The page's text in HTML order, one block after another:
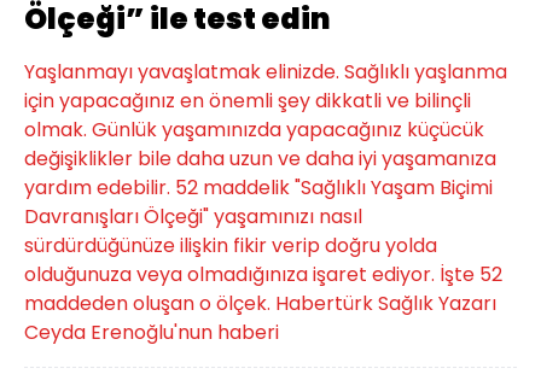
Ölçeği” ile test edin
Yaşlanmayı yavaşlatmak elinizde. Sağlıklı yaşlanma
için yapacağınız en önemli şey dikkatli ve bilinçli
olmak. Günlük yaşamınızda yapacağınız küçücük
değişiklikler bile daha uzun ve daha iyi yaşamanıza
yardım edebilir. 52 maddelik "Sağlıklı Yaşam Biçimi
Davranışları Ölçeği" yaşamınızı nasıl
sürdürdüğünüze ilişkin fikir verip doğru yolda
olduğunuza veya olmadığınıza işaret ediyor. İşte 52
maddeden oluşan o ölçek. Habertürk Sağlık Yazarı
Ceyda Erenoğlu'nun haberi